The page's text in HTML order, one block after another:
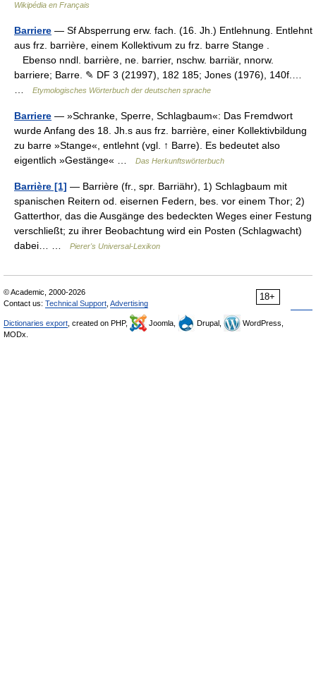
Wikipédia en Français
Barriere — Sf Absperrung erw. fach. (16. Jh.) Entlehnung. Entlehnt
aus frz. barrière, einem Kollektivum zu frz. barre Stange .
Ebenso nndl. barrière, ne. barrier, nschw. barriär, nnorw.
barriere; Barre. ✎ DF 3 (21997), 182 185; Jones (1976), 140f.…
Etymologisches Wörterbuch der deutschen sprache
Barriere — »Schranke, Sperre, Schlagbaum«: Das Fremdwort
wurde Anfang des 18. Jh.s aus frz. barrière, einer Kollektivbildung
zu barre »Stange«, entlehnt (vgl. ↑ Barre). Es bedeutet also
eigentlich »Gestänge« …
Das Herkunftswörterbuch
Barrière [1] — Barrière (fr., spr. Barriähr), 1) Schlagbaum mit
spanischen Reitern od. eisernen Federn, bes. vor einem Thor; 2)
Gatterthor, das die Ausgänge des bedeckten Weges einer Festung
verschließt; zu ihrer Beobachtung wird ein Posten (Schlagwacht)
dabei… …
Pierer's Universal-Lexikon
18+
© Academic, 2000-2026
Contact us: Technical Support Advertising
Dictionaries export , created on PHP, Joomla, Drupal,
WordPress,
MODx.